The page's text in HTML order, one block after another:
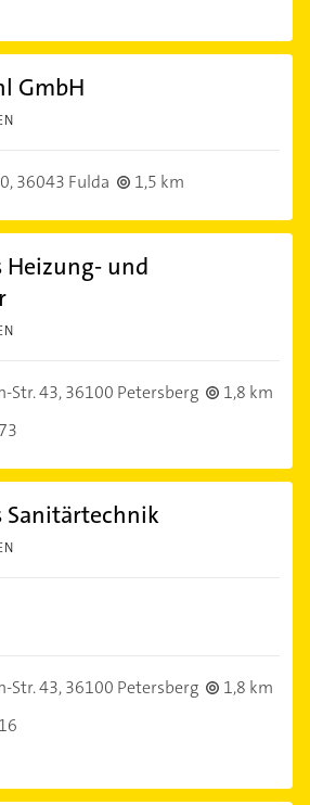
GmbH
36043 Fulda 1,5 km
Heizung- und
Str. 43,36100 Petersberg
1,8 km
Sanitärtechnik
Str. 43,36100 Petersberg
1,8 km